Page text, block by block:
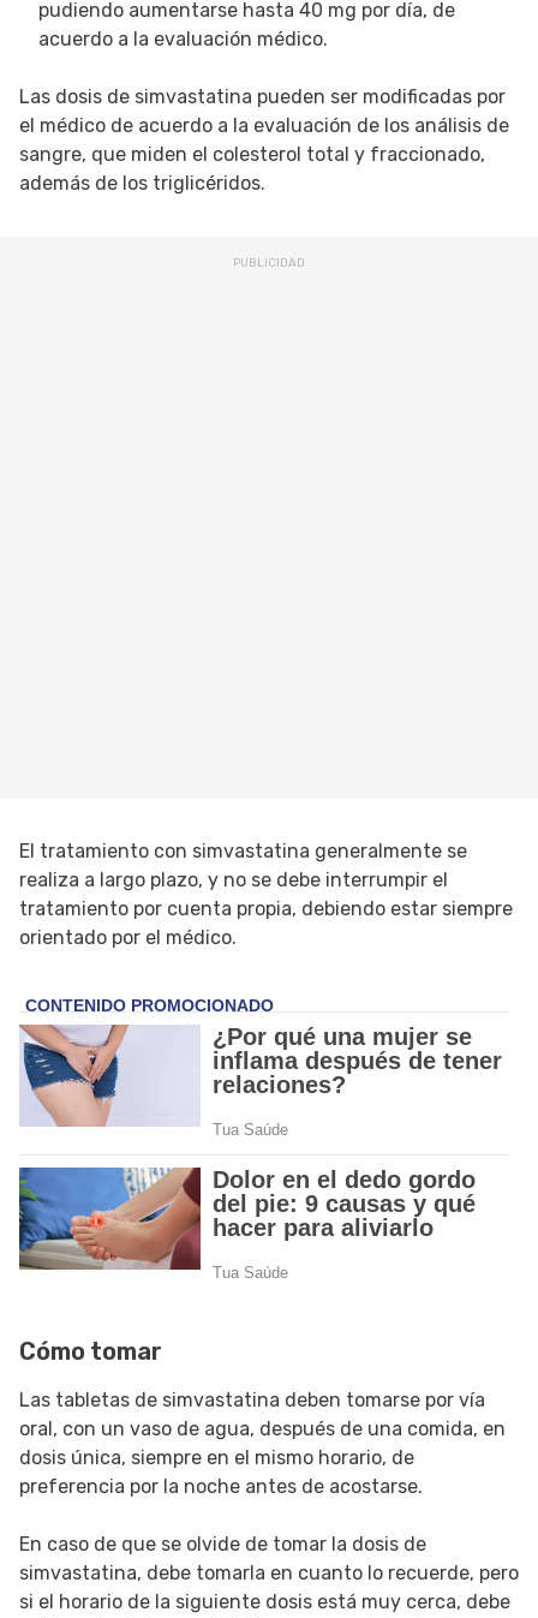
pudiendo aumentarse hasta 40 mg por día, de
acuerdo a la evaluación médico.
Las dosis de simvastatina pueden ser modificadas por
el médico de acuerdo a la evaluación de los análisis de
sangre, que miden el colesterol total y fraccionado,
además de los triglicéridos.
El tratamiento con simvastatina generalmente se
realiza a largo plazo, y no se debe interrumpir el
tratamiento por cuenta propia, debiendo estar siempre
orientado por el médico.
Cómo tomar
Las tabletas de simvastatina deben tomarse por vía
oral, con un vaso de agua, después de una comida, en
dosis única, siempre en el mismo horario, de
preferencia por la noche antes de acostarse.
En caso de que se olvide de tomar la dosis de
simvastatina, debe tomarla en cuanto lo recuerde, pero
si el horario de la siguiente dosis está muy cerca, debe